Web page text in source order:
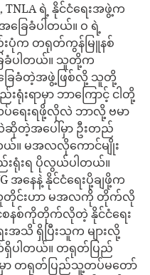
TNLA ရဲ့ နိုင်ငံရေးအဖွဲ့က
ခြေခံပါတယ်။ ဝ ရဲ့
းပုံက တရုတ်ကွန်မြူနစ်
ခံပါတယ်။ သူတို့က
ြေခံတဲ့အဖွဲ့ဖြစ်လို့ သူတို့
းရုံးရာမှာ ဘာကြောင့် ငါတို့
ရေးရဖို့လိုလဲ ဘာလို့ ဗမာ
တဲ့အပေါ်မှာ ဦးတည်
ယ်။ မအလလိုကောင်မျိုး
းရုံးရ ပိုလွယ်ပါတယ်။
အနေနဲ့ နိုင်ငံရေးပို့ချဖို့က
သူတိုင်းဟာ မအလကို တိုက်လို
နစ်ကိုတိုက်လိုတဲ့ နိုင်ငံရေး
းအသိ ရှိပြီးသူက များလို့
ါတယ်။ တရုတ်ပြည်
မှာ တရုတ်ပြည်သူ့တပ်မတော်